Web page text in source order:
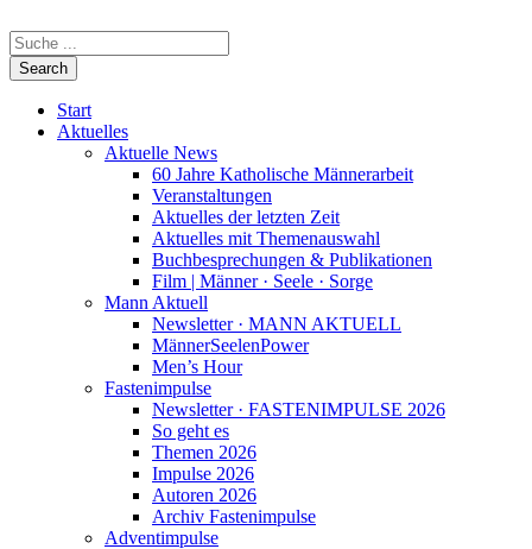
Start
Aktuelles
Aktuelle News
60 Jahre Katholische Männerarbeit
Veranstaltungen
Aktuelles der letzten Zeit
Aktuelles mit Themenauswahl
Buchbesprechungen & Publikationen
Film | Männer · Seele · Sorge
Mann Aktuell
Newsletter · MANN AKTUELL
MännerSeelenPower
Men’s Hour
Fastenimpulse
Newsletter · FASTENIMPULSE 2026
So geht es
Themen 2026
Impulse 2026
Autoren 2026
Archiv Fastenimpulse
Adventimpulse